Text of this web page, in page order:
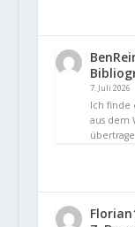
7. Juli 2026
Ich finde
aus dem